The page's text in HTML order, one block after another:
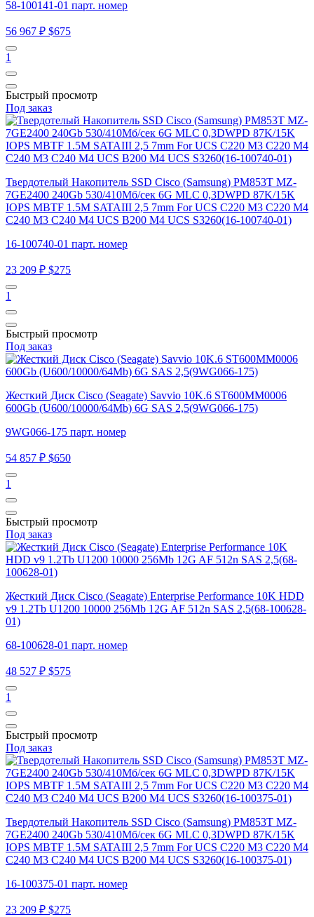
58-100141-01 парт. номер
56 967 ₽ $675
1
Быстрый просмотр
Под заказ
Твердотелый Накопитель SSD Cisco (Samsung) PM853T MZ-
7GE2400 240Gb 530/410Мб/сек 6G MLC 0,3DWPD 87K/15K
IOPS MBTF 1.5M SATAIII 2,5 7mm For UCS C220 M3 C220 M4
C240 M3 C240 M4 UCS B200 M4 UCS S3260(16-100740-01)
16-100740-01 парт. номер
23 209 ₽ $275
1
Быстрый просмотр
Под заказ
Жесткий Диск Cisco (Seagate) Savvio 10K.6 ST600MM0006
600Gb (U600/10000/64Mb) 6G SAS 2,5(9WG066-175)
9WG066-175 парт. номер
54 857 ₽ $650
1
Быстрый просмотр
Под заказ
Жесткий Диск Cisco (Seagate) Enterprise Performance 10K HDD
v9 1.2Tb U1200 10000 256Mb 12G AF 512n SAS 2,5(68-100628-
01)
68-100628-01 парт. номер
48 527 ₽ $575
1
Быстрый просмотр
Под заказ
Твердотелый Накопитель SSD Cisco (Samsung) PM853T MZ-
7GE2400 240Gb 530/410Мб/сек 6G MLC 0,3DWPD 87K/15K
IOPS MBTF 1.5M SATAIII 2,5 7mm For UCS C220 M3 C220 M4
C240 M3 C240 M4 UCS B200 M4 UCS S3260(16-100375-01)
16-100375-01 парт. номер
23 209 ₽ $275